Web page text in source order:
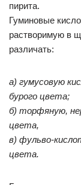
пирита.
Гуминовые
растворимую в
различать:
а) гумусовую
бурого цвета;
б) торфяную,
цвета,
в) фульво-
цвета.